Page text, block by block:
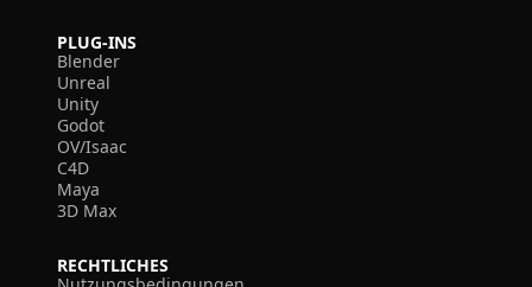
PLUG-INS
Blender
Unreal
Unity
Godot
OV/Isaac
C4D
Maya
3D Max
RECHTLICHES